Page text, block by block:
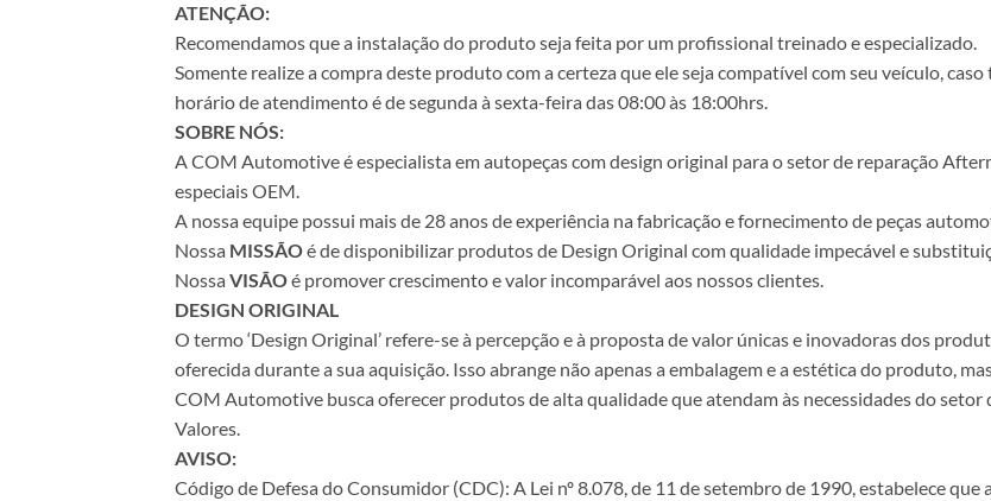
ATENÇÃO:
Recomendamos que a instalação do produto seja feita por um profissional treinado e especializado.
Somente realize a compra deste produto com a certeza que ele seja compatível com seu veículo,
horário de atendimento é de segunda à sexta-feira das 08:00 às 18:00hrs.
SOBRE NÓS:
A COM Automotive é especialista em autopeças com design original para o setor de reparação
especiais OEM.
A nossa equipe possui mais de 28 anos de experiência na fabricação e fornecimento de peças
Nossa MISSÃOé de disponibilizar produtos de Design Original com qualidade impecável e
Nossa VISÃOé promover crescimento e valor incomparável aos nossos clientes.
DESIGN ORIGINAL
O termo ‘Design Original’ refere-se à percepção e à proposta de valor únicas e inovadoras dos
oferecida durante a sua aquisição. Isso abrange não apenas a embalagem e a estética do produto,
COM Automotive busca oferecer produtos de alta qualidade que atendam às necessidades do
Valores.
AVISO:
Código de Defesa do Consumidor (CDC): A Lei nº 8.078, de 11 de setembro de 1990, estabelece